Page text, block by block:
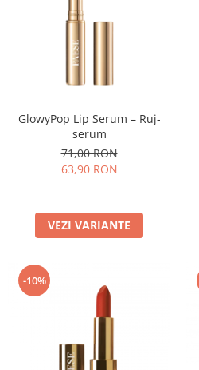
GlowyPop Lip Serum – Ruj-
serum
71,00 RON
63,90 RON
VEZI VARIANTE
-10%